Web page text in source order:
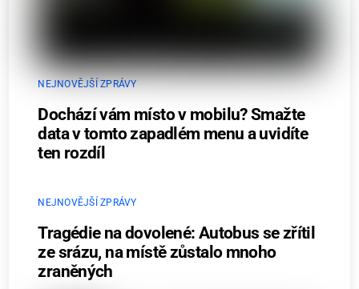
NEJNOVĚJŠÍ ZPRÁVY
Dochází vám místo v mobilu? Smažte
data v tomto zapadlém menu a uvidíte
ten rozdíl
NEJNOVĚJŠÍ ZPRÁVY
Tragédie na dovolené: Autobus se zřítil
ze srázu, na místě zůstalo mnoho
zraněných